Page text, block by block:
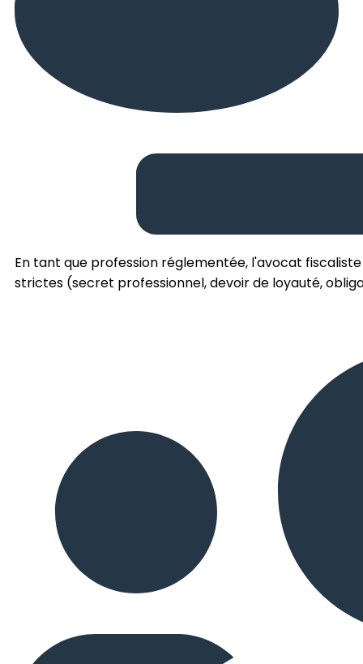
En tant que profession réglementée, l'avocat
strictes (secret professionnel, devoir de loyauté,